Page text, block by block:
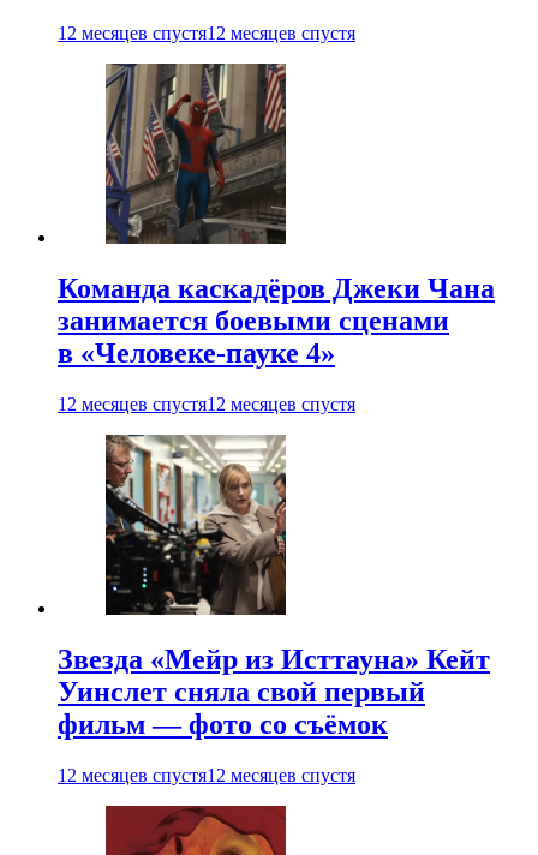
12 месяцев спустя12 месяцев спустя
Команда каскадёров Джеки Чана
занимается боевыми сценами
в «Человеке-пауке 4»
12 месяцев спустя12 месяцев спустя
Звезда «Мейр из Исттауна» Кейт
Уинслет сняла свой первый
фильм — фото со съёмок
12 месяцев спустя12 месяцев спустя